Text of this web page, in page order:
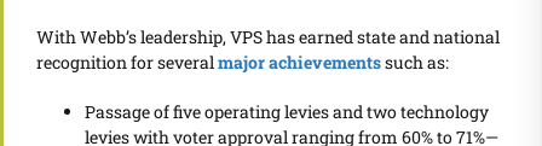
With Webb’s leadership, VPS has earned state and national
recognition for severalmajor achievementssuch as:
Passage of five operating levies and two technology
levies with voter approval ranging from 60% to 71%—